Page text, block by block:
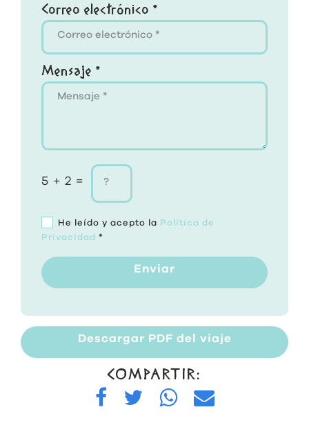
Correo electrónico *
Mensaje *
5 + 2 =
He leído y acepto la Política de
Privacidad *
Enviar
Descargar PDF del viaje
COMPARTIR: